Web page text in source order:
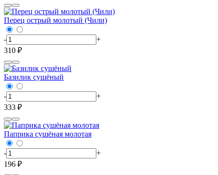
Перец острый молотый (Чили)
-
+
310 ₽
Базилик сушёный
-
+
333 ₽
Паприка сушёная молотая
-
+
196 ₽